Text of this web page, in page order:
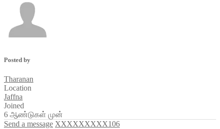
Posted by
Tharanan
Location
Jaffna
Joined
6 ஆண்டுகள் முன்
Send a message XXXXXXXXX106